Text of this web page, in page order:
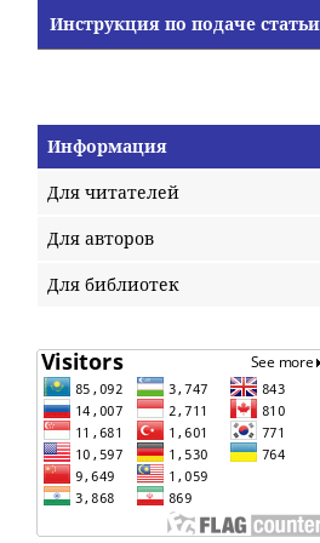
Инструкция по подаче статьи
Информация
Для читателей
Для авторов
Для библиотек